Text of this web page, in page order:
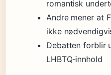
romantisk
Andre mener at
ikke
Debatten forblir
LHBTQ‑innhold